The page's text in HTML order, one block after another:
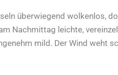
überwiegend wolkenlos,
Nachmittag leichte,
mild. Der Wind weht